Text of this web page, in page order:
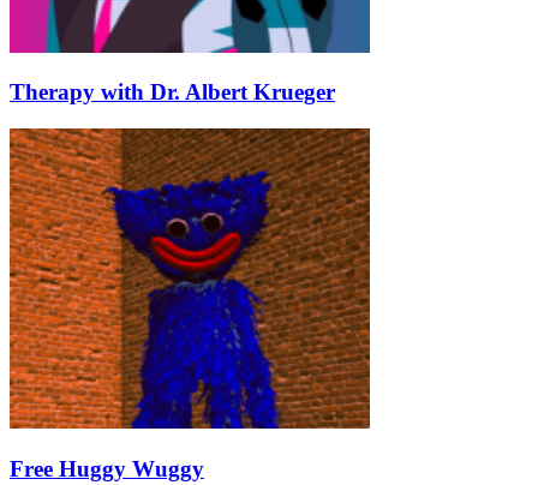
Therapy with Dr. Albert Krueger
Free Huggy Wuggy